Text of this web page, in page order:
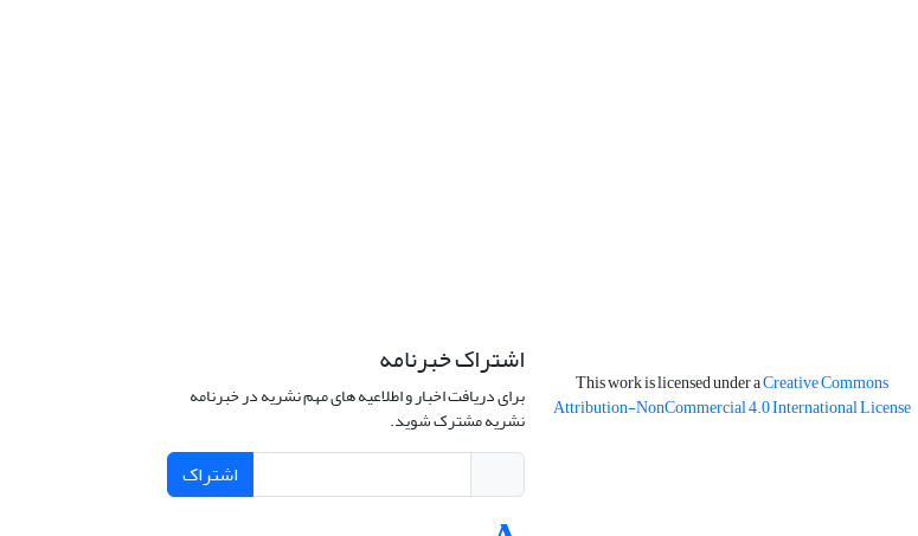
This work is licensed under aCreative Commons
Attribution-NonCommercial 4.0 International License
اشتراک خبرنامه
برای دریافت اخبار و اطلاعیه های مهم نشریه در خبرنامه
نشریه مشترک شوید.
اشتراک